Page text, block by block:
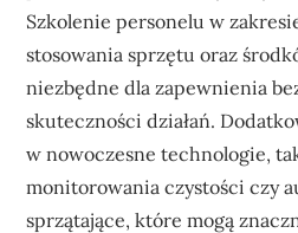
Szkolenie personelu w
stosowania sprzętu oraz
niezbędne dla zapewnienia
skuteczności działań.
w nowoczesne technologie,
monitorowania czystości czy
sprzątające, które mogą